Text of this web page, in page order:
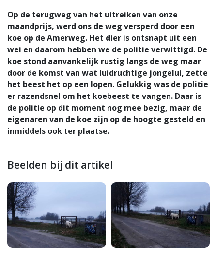
Op de terugweg van het uitreiken van onze
maandprijs, werd ons de weg versperd door een
koe op de Amerweg. Het dier is ontsnapt uit een
wei en daarom hebben we de politie verwittigd. De
koe stond aanvankelijk rustig langs de weg maar
door de komst van wat luidruchtige jongelui, zette
het beest het op een lopen. Gelukkig was de politie
er razendsnel om het koebeest te vangen. Daar is
de politie op dit moment nog mee bezig, maar de
eigenaren van de koe zijn op de hoogte gesteld en
inmiddels ook ter plaatse.
Beelden bij dit artikel